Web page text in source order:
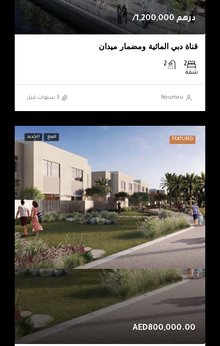
درهم 1,200,000/
قناة دبي المائية ومضمار ميدان
2
2
شقة
Noumou
FEATURED للبيع الجديد
AED800,000.00